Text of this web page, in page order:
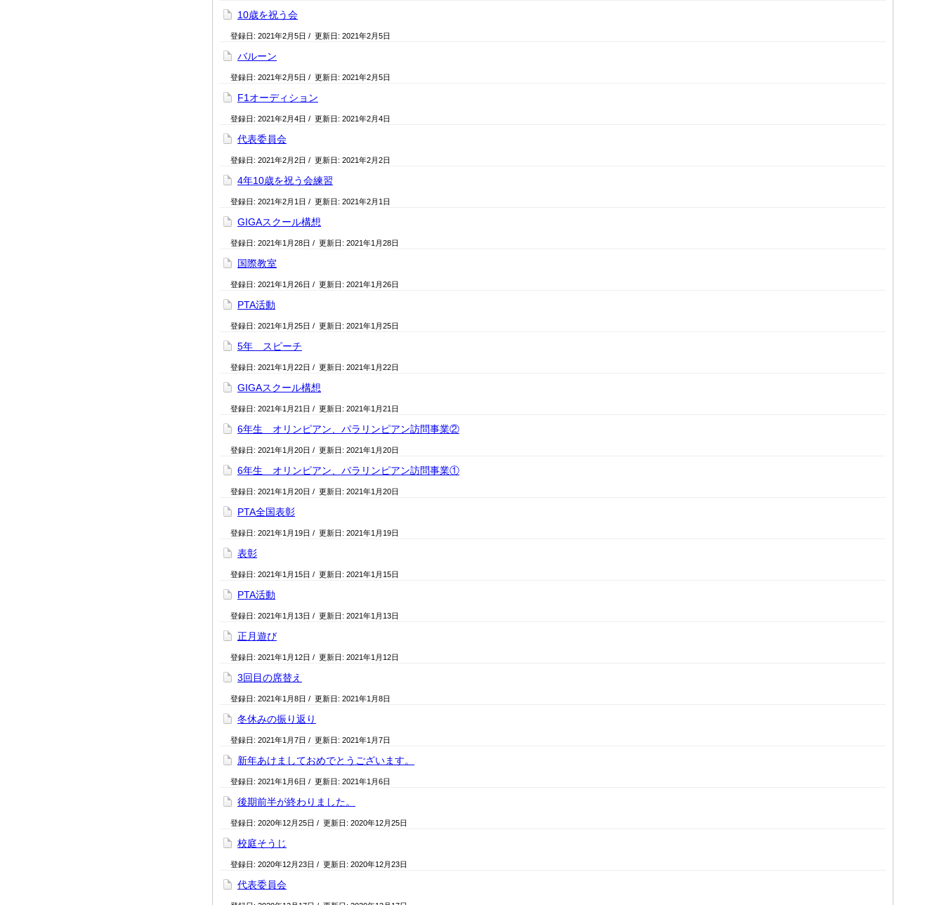
10歳を祝う会
登録日: 2021年2月5日 / 更新日: 2021年2月5日
バルーン
登録日: 2021年2月5日 / 更新日: 2021年2月5日
F1オーディション
登録日: 2021年2月4日 / 更新日: 2021年2月4日
代表委員会
登録日: 2021年2月2日 / 更新日: 2021年2月2日
4年10歳を祝う会練習
登録日: 2021年2月1日 / 更新日: 2021年2月1日
GIGAスクール構想
登録日: 2021年1月28日 / 更新日: 2021年1月28日
国際教室
登録日: 2021年1月26日 / 更新日: 2021年1月26日
PTA活動
登録日: 2021年1月25日 / 更新日: 2021年1月25日
5年 スピーチ
登録日: 2021年1月22日 / 更新日: 2021年1月22日
GIGAスクール構想
登録日: 2021年1月21日 / 更新日: 2021年1月21日
6年生 オリンピアン、パラリンピアン訪問事業②
登録日: 2021年1月20日 / 更新日: 2021年1月20日
6年生 オリンピアン、パラリンピアン訪問事業①
登録日: 2021年1月20日 / 更新日: 2021年1月20日
PTA全国表彰
登録日: 2021年1月19日 / 更新日: 2021年1月19日
表彰
登録日: 2021年1月15日 / 更新日: 2021年1月15日
PTA活動
登録日: 2021年1月13日 / 更新日: 2021年1月13日
正月遊び
登録日: 2021年1月12日 / 更新日: 2021年1月12日
3回目の席替え
登録日: 2021年1月8日 / 更新日: 2021年1月8日
冬休みの振り返り
登録日: 2021年1月7日 / 更新日: 2021年1月7日
新年あけましておめでとうございます。
登録日: 2021年1月6日 / 更新日: 2021年1月6日
後期前半が終わりました。
登録日: 2020年12月25日 / 更新日: 2020年12月25日
校庭そうじ
登録日: 2020年12月23日 / 更新日: 2020年12月23日
代表委員会